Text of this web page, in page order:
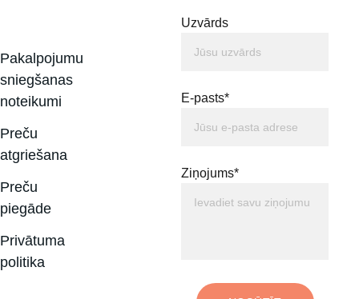
Uzvārds
E-pasts*
Ziņojums*
Pakalpojumu
sniegšanas
noteikumi
Preču
atgriešana
Preču
piegāde
Privātuma
politika